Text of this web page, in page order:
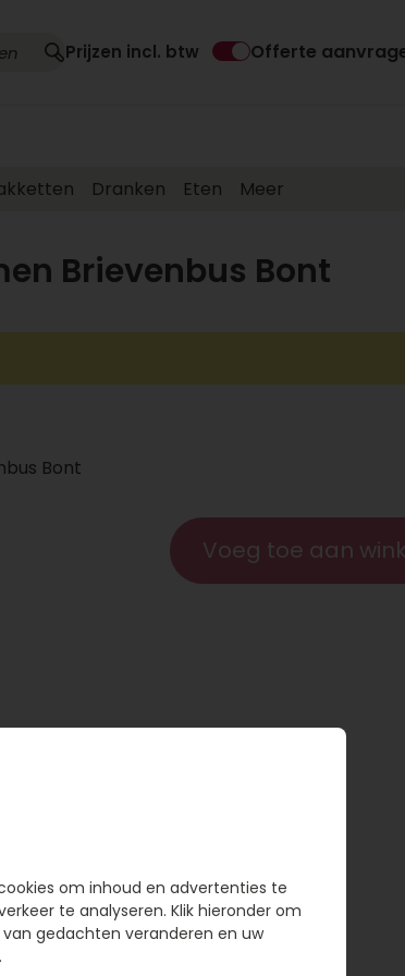
Prijzen incl. btw Offerte
Dranken Eten Meer
Brievenbus Bont
Bont
Voeg toe aan
om inhoud en advertenties te
te analyseren. Klik hieronder om
van gedachten veranderen en uw